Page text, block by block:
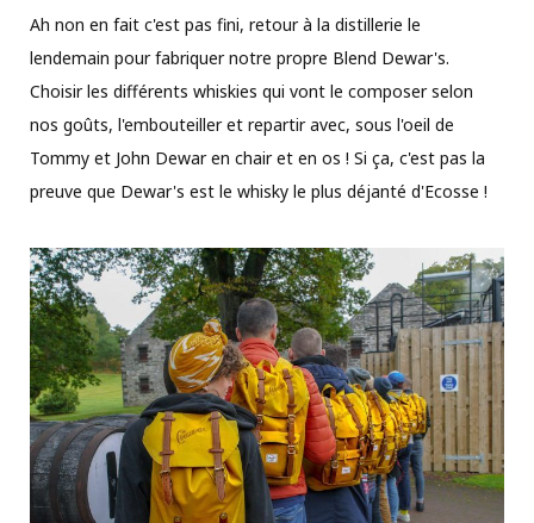
Ah non en fait c'est pas fini, retour à la distillerie le
lendemain pour fabriquer notre propre Blend Dewar's.
Choisir les différents whiskies qui vont le composer selon
nos goûts, l'embouteiller et repartir avec, sous l'oeil de
Tommy et John Dewar en chair et en os ! Si ça, c'est pas la
preuve que Dewar's est le whisky le plus déjanté d'Ecosse !